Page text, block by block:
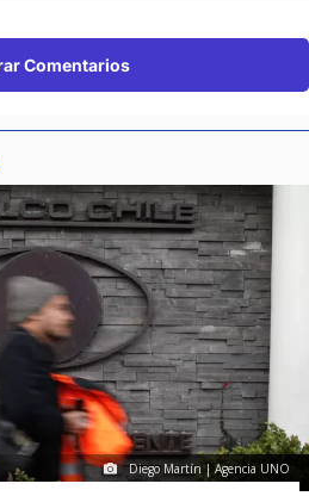
Comentarios
Diego Martín | Agencia UNO